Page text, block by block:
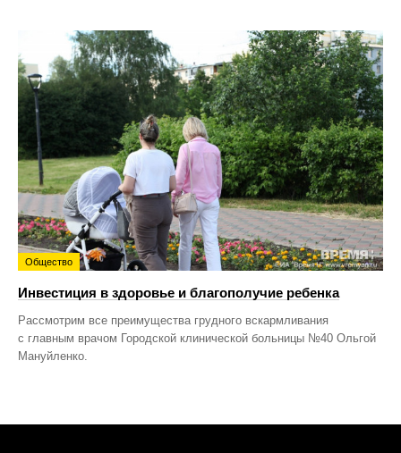
Общество
Инвестиция в здоровье и благополучие ребенка
Рассмотрим все преимущества грудного вскармливания
с главным врачом Городской клинической больницы №40 Ольгой
Мануйленко.